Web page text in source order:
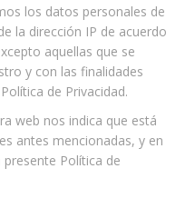
los datos personales de
la dirección IP de acuerdo
aquellas que se
y con las finalidades
de Privacidad.
web nos indica que está
antes mencionadas, y en
Política de